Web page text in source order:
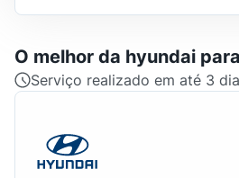
O melhor da hyundai
Serviço realizado em até 3